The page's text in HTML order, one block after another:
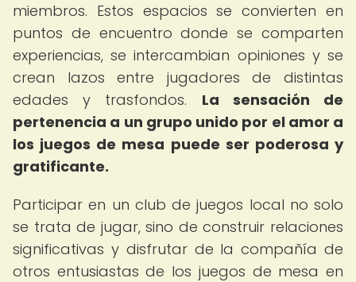
miembros. Estos espacios se convierten en
puntos de encuentro donde se comparten
experiencias, se intercambian opiniones y se
crean lazos entre jugadores de distintas
edades y trasfondos. La sensación de
pertenencia a un grupo unido por el amor a
los juegos de mesa puede ser poderosa y
gratificante.
Participar en un club de juegos local no solo
se trata de jugar, sino de construir relaciones
significativas y disfrutar de la compañía de
otros entusiastas de los juegos de mesa en